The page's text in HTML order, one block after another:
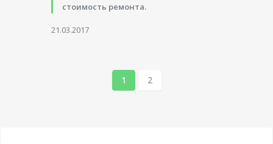
стоимость ремонта.
21.03.2017
1 2